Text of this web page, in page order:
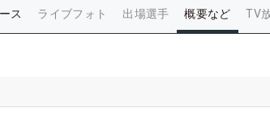
ス ライブフォト 出場選手 概要など TV